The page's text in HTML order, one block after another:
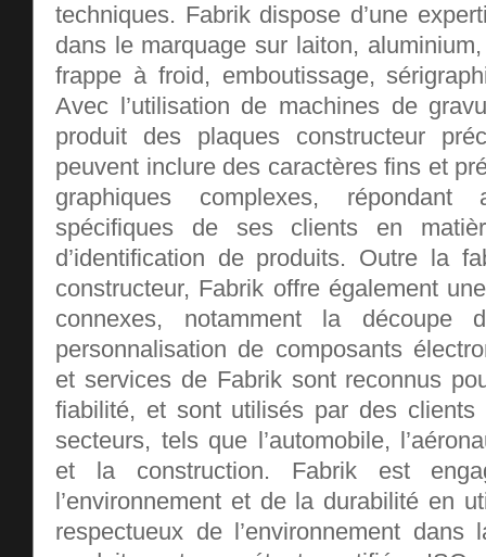
techniques. Fabrik dispose d’une
dans le marquage sur laiton,
frappe à froid, emboutissage,
Avec l’utilisation de machines de
produit des plaques constructeur
peuvent inclure des caractères fins et
graphiques complexes,
spécifiques de ses clients en
d’identification de produits. Outre la
constructeur, Fabrik offre également
connexes, notamment la découpe
personnalisation de composants
et services de Fabrik sont reconnus
fiabilité, et sont utilisés par des
secteurs, tels que l’automobile,
et la construction. Fabrik est
l’environnement et de la durabilité en
respectueux de l’environnement